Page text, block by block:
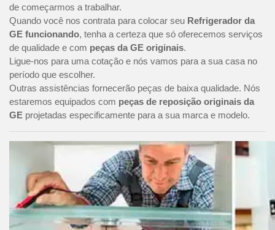
de começarmos a trabalhar.
Quando você nos contrata para colocar seu Refrigerador da
GE funcionando, tenha a certeza que só oferecemos serviços
de qualidade e com peças da GE originais.
Ligue-nos para uma cotação e nós vamos para a sua casa no
período que escolher.
Outras assistências fornecerão peças de baixa qualidade. Nós
estaremos equipados com peças de reposição originais da
GE projetadas especificamente para a sua marca e modelo.